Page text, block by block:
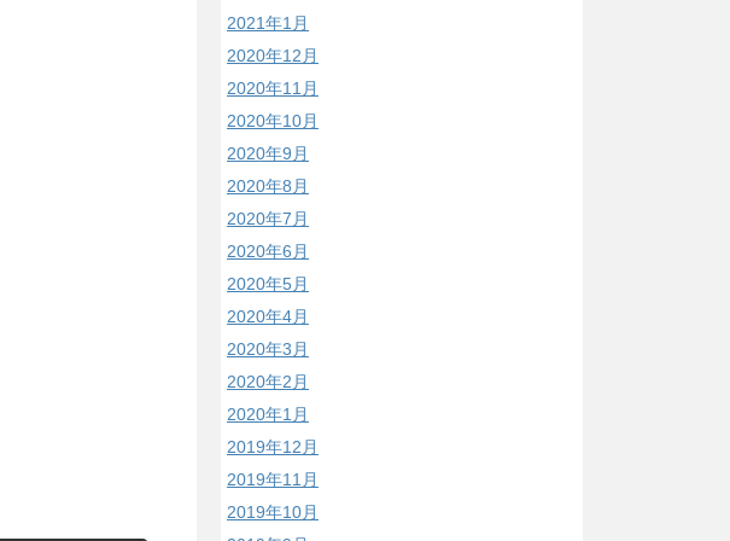
2021年1月
2020年12月
2020年11月
2020年10月
2020年9月
2020年8月
2020年7月
2020年6月
2020年5月
2020年4月
2020年3月
2020年2月
2020年1月
2019年12月
2019年11月
2019年10月